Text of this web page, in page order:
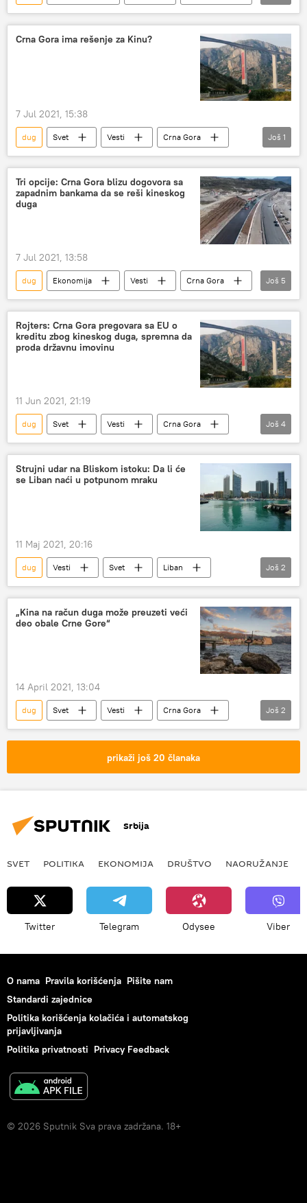
Kina
auto-put
Crna Gora ima rešenje za Kinu?
7 Jul 2021, 15:38
dug Svet Vesti
Crna Gora
Region
Još 1
Tri opcije: Crna Gora blizu dogovora sa
zapadnim bankama da se reši kineskog
duga
7 Jul 2021, 13:58
dug Ekonomija Vesti
Crna Gora
Kina
auto-put
Kredit
Evropa
Amerika
Još 5
Rojters: Crna Gora pregovara sa EU o
kreditu zbog kineskog duga, spremna da
proda državnu imovinu
11 Jun 2021, 21:19
dug Svet Vesti
Crna Gora
auto-put
Kina
Region
Evropska unija (EU)
Još 4
Strujni udar na Bliskom istoku: Da li će
se Liban naći u potpunom mraku
11 Maj 2021, 20:16
dug Vesti Svet
Liban
Turska
struja
Još 2
„Kina na račun duga može preuzeti veći
deo obale Crne Gore“
14 April 2021, 13:04
dug Svet Vesti
Crna Gora
Kina
Evropa
Još 2
prikaži još 20 članaka
Srbija
SVET POLITIKA EKONOMIJA DRUŠTVO NAORUŽANJE
Twitter Telegram Odysee Viber
O nama Pravila korišćenja Pišite nam
Standardi zajednice
Politika korišćenja kolačića i automatskog
prijavljivanja
Politika privatnosti Privacy Feedback
© 2026 Sputnik Sva prava zadržana. 18+